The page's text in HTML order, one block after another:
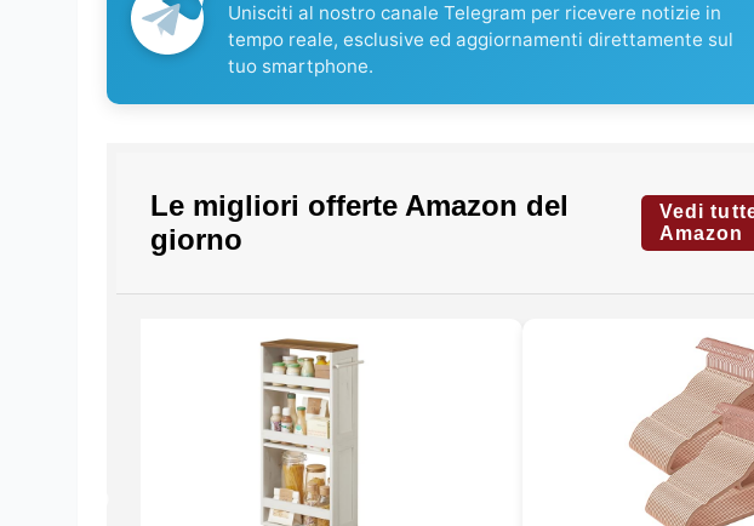
Unisciti al nostro canale Telegram per ricevere notizie in
tempo reale, esclusive ed aggiornamenti direttamente sul
tuo smartphone.